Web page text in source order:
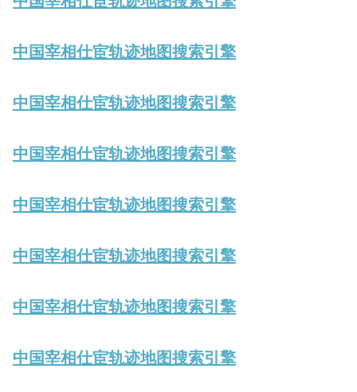
中国宰相仕宦轨迹地图搜索引擎
中国宰相仕宦轨迹地图搜索引擎
中国宰相仕宦轨迹地图搜索引擎
中国宰相仕宦轨迹地图搜索引擎
中国宰相仕宦轨迹地图搜索引擎
中国宰相仕宦轨迹地图搜索引擎
中国宰相仕宦轨迹地图搜索引擎